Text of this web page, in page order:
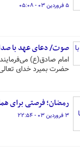
۵ فروردین ۰۳ - ۰۵:۰۸
صوت/ دعای عهد با
امام صادق(ع)
حضرت بمیرد خدای
رمضان؛ فرصتی برای
۳ فروردین ۰۳ - ۲۲:۵۴